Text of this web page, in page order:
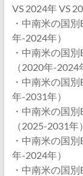
VS 2024年 VS
・中南米の国
年-2024年）
・中南米の国
（2020年-2024
・中南米の国
年-2031年）
・中南米の国
（2025-2031年）
・中南米の国
年-2024年）
・中南米の国